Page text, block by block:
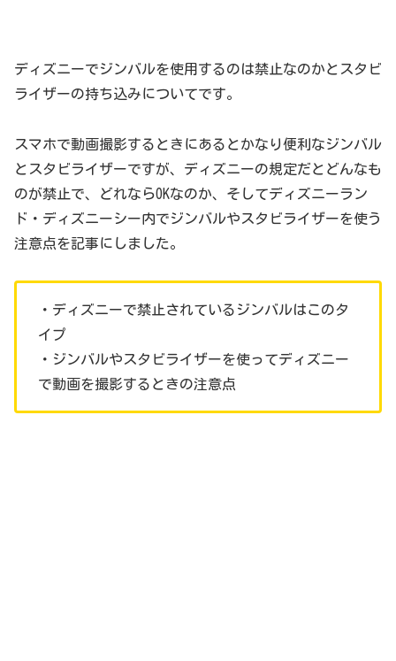
ディズニーでジンバルを使用するのは禁止なのかとスタビ
ライザーの持ち込みについてです。
スマホで動画撮影するときにあるとかなり便利なジンバル
とスタビライザーですが、ディズニーの規定だとどんなも
のが禁止で、どれならOKなのか、そしてディズニーラン
ド・ディズニーシー内でジンバルやスタビライザーを使う
注意点を記事にしました。
・ディズニーで禁止されているジンバルはこのタ
イプ
・ジンバルやスタビライザーを使ってディズニー
で動画を撮影するときの注意点